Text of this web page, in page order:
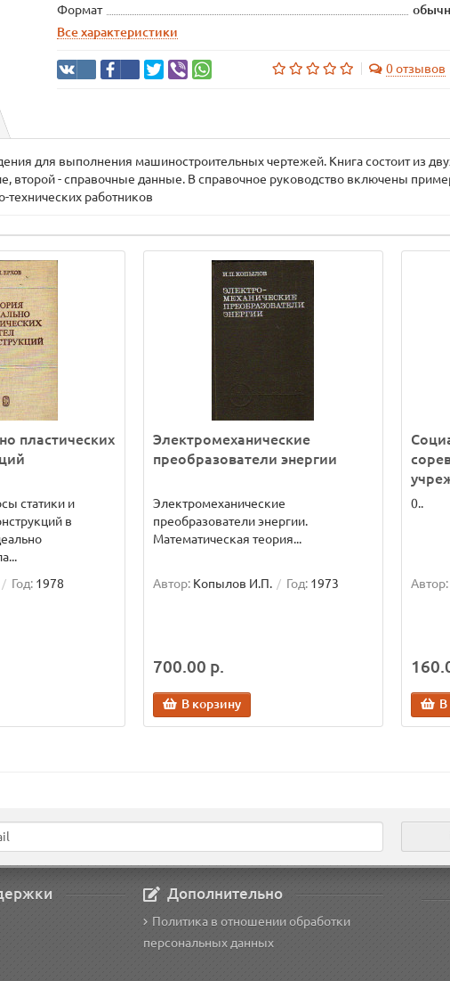
Формат
Все характеристики
0 отзывов
для выполнения машиностроительных чертежей. Книга состоит из
второй - справочные данные. В справочное руководство включены
работников
пластических
статики и
в
Год: 1978
Электромеханические
преобразователи энергии
Электромеханические
преобразователи энергии.
Математическая теория...
Автор: Копылов И.П. Год: 1973
700.00 р.
В корзину
0..
Автор:
В
Дополнительно
Политика в отношении обработки
персональных данных